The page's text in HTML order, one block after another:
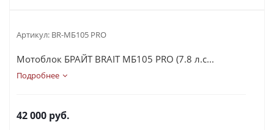
Артикул: BR-МБ105 PRO
Мотоблок БРАЙТ BRAIT МБ105 PRO (7.8 л.с...
Подробнее
42 000 руб.